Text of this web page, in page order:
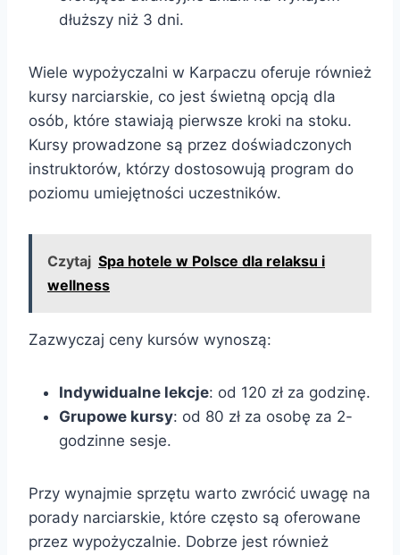
dłuższy niż 3 dni.
Wiele wypożyczalni w Karpaczu oferuje również
kursy narciarskie, co jest świetną opcją dla
osób, które stawiają pierwsze kroki na stoku.
Kursy prowadzone są przez doświadczonych
instruktorów, którzy dostosowują program do
poziomu umiejętności uczestników.
Czytaj Spa hotele w Polsce dla relaksu i
wellness
Zazwyczaj ceny kursów wynoszą:
Indywidualne lekcje: od 120 zł za godzinę.
Grupowe kursy: od 80 zł za osobę za 2-
godzinne sesje.
Przy wynajmie sprzętu warto zwrócić uwagę na
porady narciarskie, które często są oferowane
przez wypożyczalnie. Dobrze jest również